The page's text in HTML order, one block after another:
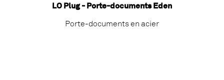
LO Plug - Porte-documents Eden
Porte-documents en acier